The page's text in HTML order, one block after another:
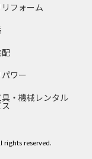
フォーム
ワー
・機械レンタル
rights reserved.